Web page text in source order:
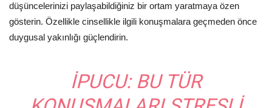
düşüncelerinizi paylaşabildiğiniz bir ortam yaratmaya özen
gösterin. Özellikle cinsellikle ilgili konuşmalara geçmeden önce
duygusal yakınlığı güçlendirin.
İPUCU:BU TÜR